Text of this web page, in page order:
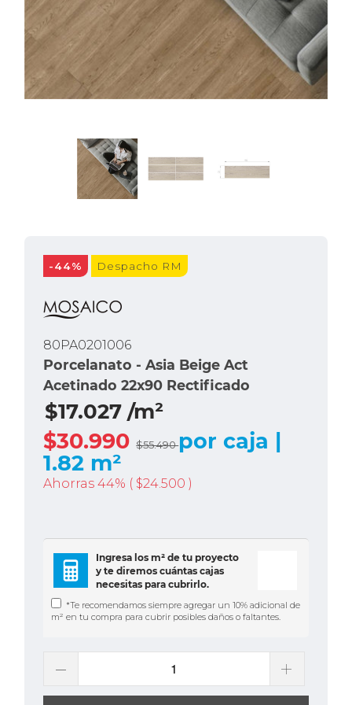
-44% Despacho RM
80PA0201006
Porcelanato - Asia Beige Act
Acetinado 22x90 Rectificado
$17.027 /m²
$30.990$55.490por caja |
1.82 m²
Ahorras 44% ( $24.500)
Ingresa los m² de tu proyecto
y te diremos cuántas cajas
necesitas para cubrirlo.
*Te recomendamos siempre agregar un 10% adicional de
m² en tu compra para cubrir posibles daños o faltantes.